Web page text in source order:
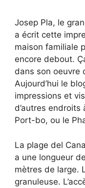
Josep Pla, le
a écrit cette
maison familiale
encore debout.
dans son oeuvre
Aujourd’hui le
impressions et
d’autres
Port-bo, ou le
La plage del
a une longueur
mètres de large.
granuleuse.